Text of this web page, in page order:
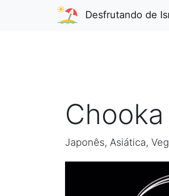
Desfrutando de
Japonês, Asiática,